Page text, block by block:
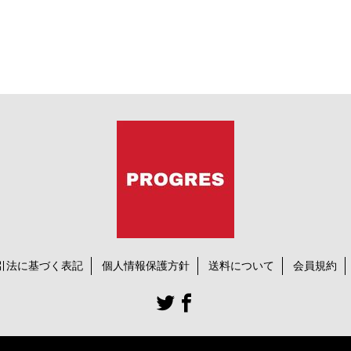
法に基づく表記 個人情報保護方針 送料について 会員規約